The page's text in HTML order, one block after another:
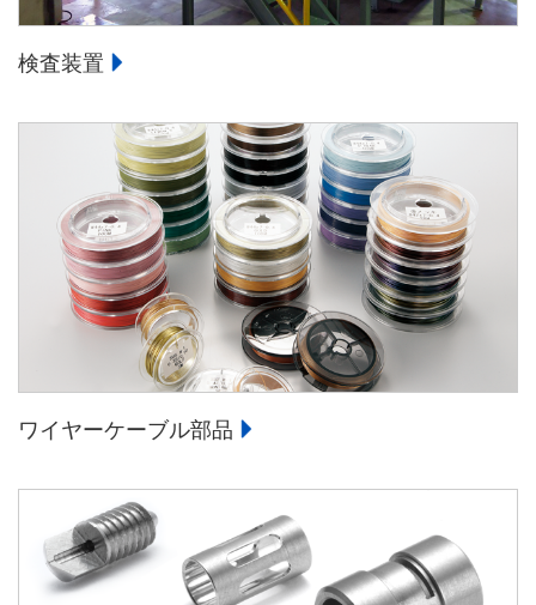
検査装置
ワイヤーケーブル部品